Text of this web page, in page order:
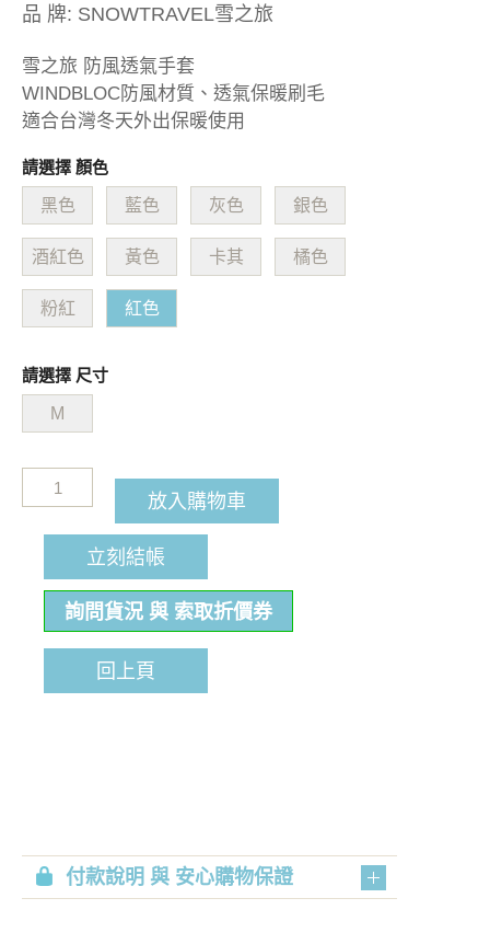
品 牌: SNOWTRAVEL雪之旅
雪之旅 防風透氣手套
WINDBLOC防風材質、透氣保暖刷毛
適合台灣冬天外出保暖使用
請選擇 顏色
黑色 藍色 灰色 銀色
酒紅色 黃色 卡其 橘色
粉紅 紅色
請選擇 尺寸
M
放入購物車
立刻結帳
詢問貨況 與 索取折價券
回上頁
付款說明 與 安心購物保證